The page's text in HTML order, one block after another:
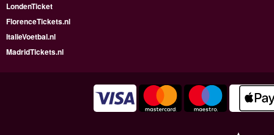
LondenTicket
FlorenceTickets.nl
ItalieVoetbal.nl
MadridTickets.nl